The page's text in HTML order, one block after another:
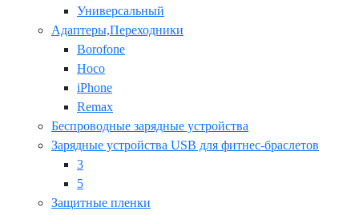
Универсальный
Адаптеры,Переходники
Borofone
Hoco
iPhone
Remax
Беспроводные зарядные устройства
Зарядные устройства USB для фитнес-браслетов
3
5
Защитные пленки